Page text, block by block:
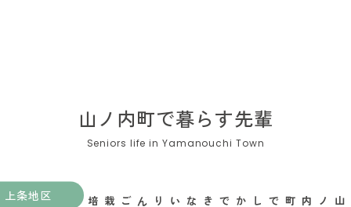
山ノ内町で暮らす先輩
上条地区
山ノ内町でしかできないりんご栽培がある